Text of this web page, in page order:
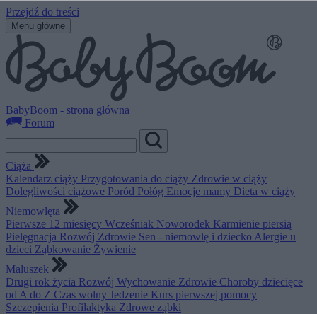
Przejdź do treści
Menu główne
BabyBoom - strona główna
Forum
Ciąża
Kalendarz ciąży Przygotowania do ciąży Zdrowie w ciąży
Dolegliwości ciążowe Poród Połóg Emocje mamy Dieta w ciąży
Niemowlęta
Pierwsze 12 miesięcy Wcześniak Noworodek Karmienie piersią
Pielęgnacja Rozwój Zdrowie Sen - niemowlę i dziecko Alergie u
dzieci Ząbkowanie Żywienie
Maluszek
Drugi rok życia Rozwój Wychowanie Zdrowie Choroby dziecięce
od A do Z Czas wolny Jedzenie Kurs pierwszej pomocy
Szczepienia Profilaktyka Zdrowe ząbki